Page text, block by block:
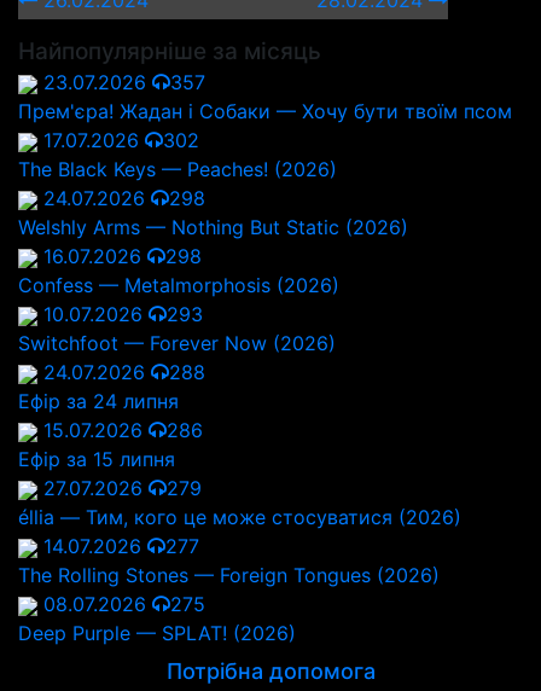
Найпопулярніше за місяць
23.07.2026
357
Прем'єра! Жадан і Собаки — Хочу бути твоїм псом
17.07.2026
302
The Black Keys — Peaches! (2026)
24.07.2026
298
Welshly Arms — Nothing But Static (2026)
16.07.2026
298
Confess — Metalmorphosis (2026)
10.07.2026
293
Switchfoot — Forever Now (2026)
24.07.2026
288
Ефір за 24 липня
15.07.2026
286
Ефір за 15 липня
27.07.2026
279
éllia — Тим, кого це може стосуватися (2026)
14.07.2026
277
The Rolling Stones — Foreign Tongues (2026)
08.07.2026
275
Deep Purple — SPLAT! (2026)
Потрібна допомога